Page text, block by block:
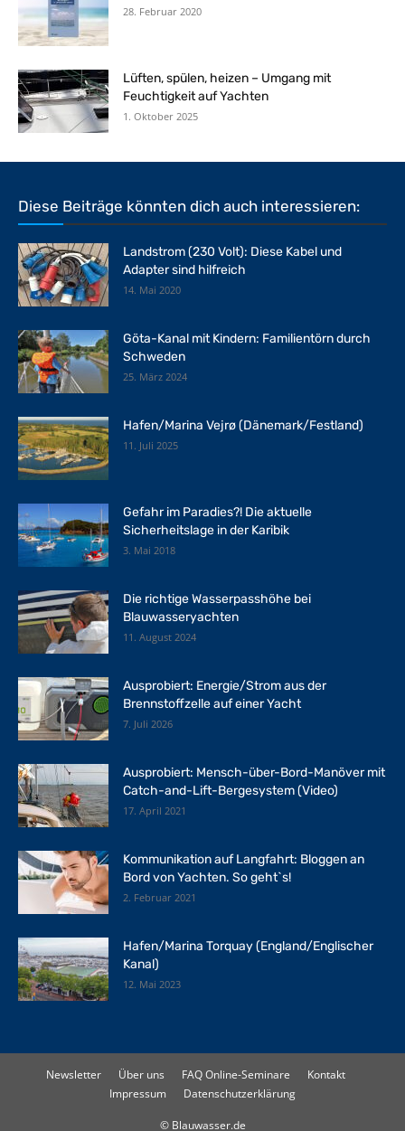
28. Februar 2020
Lüften, spülen, heizen – Umgang mit
Feuchtigkeit auf Yachten
1. Oktober 2025
Diese Beiträge könnten dich auch interessieren:
Landstrom (230 Volt): Diese Kabel und
Adapter sind hilfreich
14. Mai 2020
Göta-Kanal mit Kindern: Familientörn durch
Schweden
25. März 2024
Hafen/Marina Vejrø (Dänemark/Festland)
11. Juli 2025
Gefahr im Paradies?! Die aktuelle
Sicherheitslage in der Karibik
3. Mai 2018
Die richtige Wasserpasshöhe bei
Blauwasseryachten
11. August 2024
Ausprobiert: Energie/Strom aus der
Brennstoffzelle auf einer Yacht
7. Juli 2026
Ausprobiert: Mensch-über-Bord-Manöver mit
Catch-and-Lift-Bergesystem (Video)
17. April 2021
Kommunikation auf Langfahrt: Bloggen an
Bord von Yachten. So geht`s!
2. Februar 2021
Hafen/Marina Torquay (England/Englischer
Kanal)
12. Mai 2023
Newsletter Über uns FAQ Online-Seminare
Kontakt
Impressum
Datenschutzerklärung
© Blauwasser.de